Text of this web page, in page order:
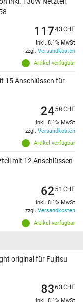
Artikel verfügbar
11743CHF
inkl. 8.1% MwSt
zzgl. Versandkosten
15 Anschlüssen für
Artikel verfügbar
2450CHF
inkl. 8.1% MwSt
zzgl. Versandkosten
mit 12 Anschlüssen
Artikel verfügbar
6251 CHF
inkl. 8.1% MwSt
zzgl. Versandkosten
original für Fujitsu
8363CHF